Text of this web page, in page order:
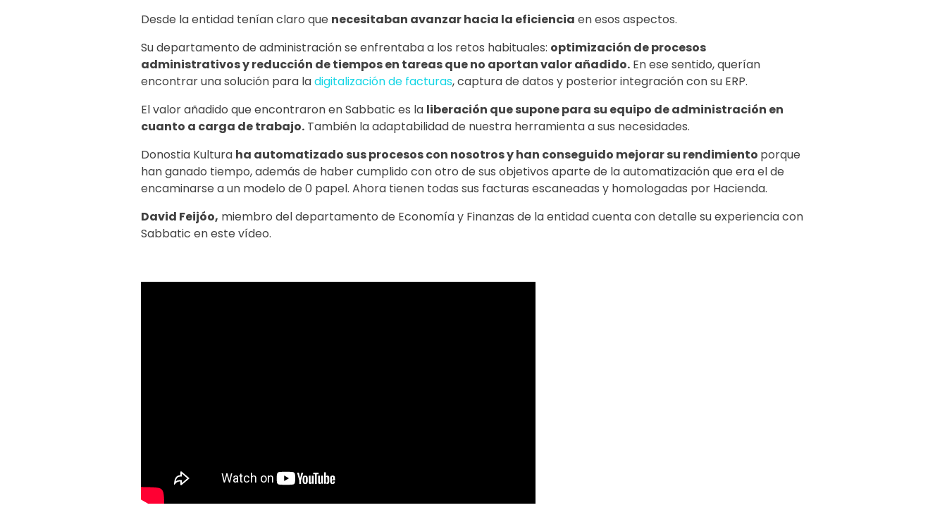
Desde la entidad tenían claro que necesitaban avanzar hacia la eficiencia en esos aspectos.
Su departamento de administración se enfrentaba a los retos habituales: optimización de procesos
administrativos y reducción de tiempos en tareas que no aportan valor añadido.En ese sentido, querían
encontrar una solución para ladigitalización de facturas, captura de datos y posterior integración con su ERP.
El valor añadido que encontraron en Sabbatic es la liberación que supone para su equipo de administración en
cuanto a carga de trabajo.También la adaptabilidad de nuestra herramienta a sus necesidades.
Donostia Kultura ha automatizado sus procesos con nosotros y han conseguido mejorar su rendimiento porque
han ganado tiempo, además de haber cumplido con otro de sus objetivos aparte de la automatización que era el de
encaminarse a un modelo de 0 papel. Ahora tienen todas sus facturas escaneadas y homologadas por Hacienda.
David Feijóo, miembro del departamento de Economía y Finanzas de la entidad cuenta con detalle su experiencia con
Sabbatic en este vídeo.